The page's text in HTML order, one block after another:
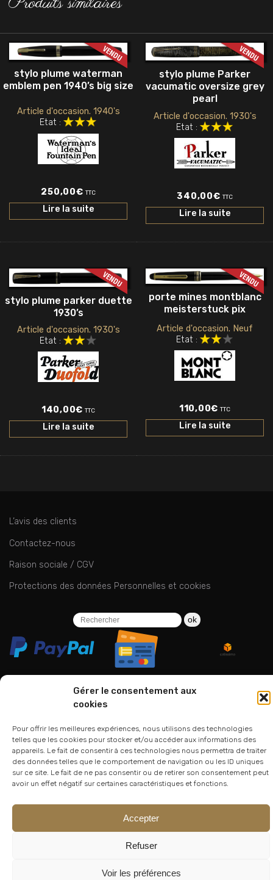
Gérer le consentement aux
cookies
Pour offrir les meilleures expériences, nous utilisons des technologies
telles que les cookies pour stocker et/ou accéder aux informations des
appareils. Le fait de consentir à ces technologies nous permettra de traiter
des données telles que le comportement de navigation ou les ID uniques
sur ce site. Le fait de ne pas consentir ou de retirer son consentement peut
avoir un effet négatif sur certaines caractéristiques et fonctions.
Accepter
Refuser
Voir les préférences
stylo plume waterman
emblem pen 1940’s big size
Article d'occasion. 1940's
Etat :
250,00€ TTC
Lire la suite
stylo plume Parker
vacumatic oversize grey
pearl
Article d'occasion. 1930's
Etat :
340,00€ TTC
Lire la suite
stylo plume parker duette
1930’s
Article d'occasion. 1930's
Etat :
140,00€ TTC
Lire la suite
porte mines montblanc
meisterstuck pix
Article d'occasion. Neuf
Etat :
110,00€ TTC
Lire la suite
L’avis des clients
Contactez-nous
Raison sociale / CGV
Protections des données Personnelles et cookies
ok
01 75 33 00 85
Atelier Lesoon |King Bee Std